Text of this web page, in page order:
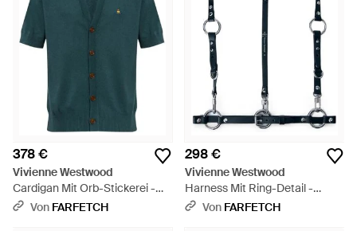
378 €
Vivienne Westwood
Cardigan Mit Orb-Stickerei -
GrünVon FARFETCH
298 €
Vivienne Westwood
Harness Mit Ring-Detail -
Schwarz
Von FARFETCH